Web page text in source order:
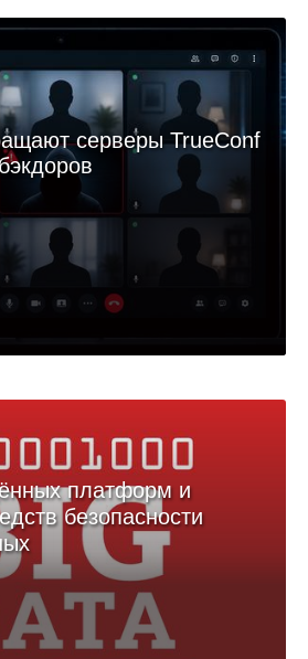
серверы TrueConf
платформ и
безопасности